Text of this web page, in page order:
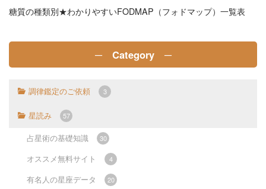
糖質の種類別★わかりやすいFODMAP（フォドマップ）一覧表
─ Category ─
調律鑑定のご依頼 3
星読み 57
占星術の基礎知識 30
オススメ無料サイト 4
有名人の星座データ 20